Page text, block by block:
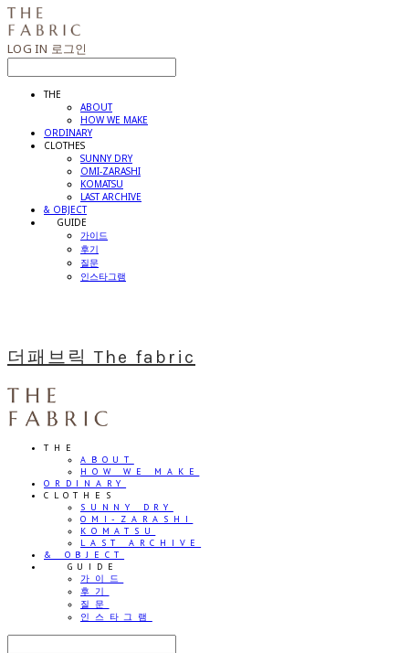
LOG IN 로그인
THE
ABOUT
HOW WE MAKE
ORDINARY
CLOTHES
SUNNY DRY
OMI-ZARASHI
KOMATSU
LAST ARCHIVE
& OBJECT
⠀⠀GUIDE
가이드
후기
질문
인스타그램
더패브릭 The fabric
THE
ABOUT
HOW WE MAKE
ORDINARY
CLOTHES
SUNNY DRY
OMI-ZARASHI
KOMATSU
LAST ARCHIVE
& OBJECT
⠀⠀GUIDE
가이드
후기
질문
인스타그램